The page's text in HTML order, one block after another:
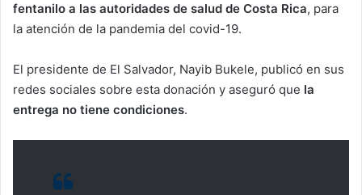
fentanilo a las autoridades de salud de Costa Rica, para
la atención de la pandemia del covid-19.
El presidente de El Salvador, Nayib Bukele, publicó en sus
redes sociales sobre esta donación y aseguró que la
entrega no tiene condiciones.